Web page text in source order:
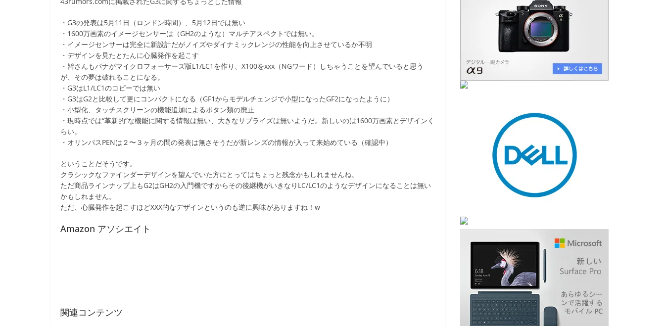
・G3の発表は5月11日（ロンドン時間）、5月12日では無い
・1600万画素のイメージセンサーは（GH2のような）マルチアスペクトでは無い。
・イメージセンサーは完全に新設計だがノイズやダイナミックレンジの性能を向上させているか不明
・デザインを見たとたんに心臓発作を起こす
・皆さんもパナがマイクロフォーサーズ版L1/LC1を作り、X100をxxx（NGワード）しちゃうことを望んでいると思う
が、その夢は破れることになる。
・G3はL1/LC1のコピーでは無い
・G3はG2と比較して更にコンパクトになる（GF1からモデルチェンジで小型になったGF2になったように）
・小型化、タッチスクリーンの機能追加によるボタン類の廃止
・現時点では“革新的”な機能に関する情報は無い、大きなサプライズは無いようだ。新しいのは1600万画素とデザインく
らい。
・オリンパスPENは２〜３ヶ月の間の発表は無さそうだが新レンズの情報が入って来始めている（確認中）
ということだそうです。
クラシックなファインダーデザインを望んでいた方にとってはちょっと残念かもしれませんね。
ただ商品ラインナップ上もG2はGH2の入門機ですからその後継機がいきなりLC/LC1のようなデザインになることは無い
かもしれません。
ただ、心臓発作を起こすほどXXX的なデザインというのも逆に興味がありますね！w
Amazon アソシエイト
関連コンテンツ